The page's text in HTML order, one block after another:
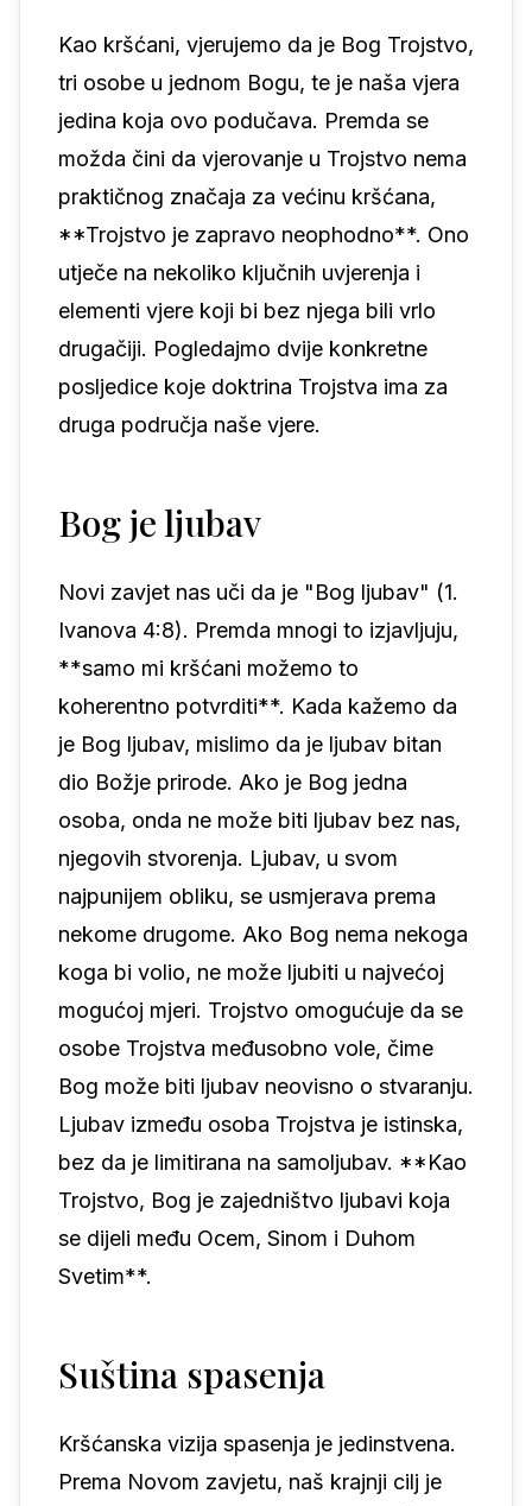
Kao kršćani, vjerujemo da je Bog Trojstvo,
tri osobe u jednom Bogu, te je naša vjera
jedina koja ovo podučava. Premda se
možda čini da vjerovanje u Trojstvo nema
praktičnog značaja za većinu kršćana,
**Trojstvo je zapravo neophodno**. Ono
utječe na nekoliko ključnih uvjerenja i
elementi vjere koji bi bez njega bili vrlo
drugačiji. Pogledajmo dvije konkretne
posljedice koje doktrina Trojstva ima za
druga područja naše vjere.
Bog je ljubav
Novi zavjet nas uči da je "Bog ljubav" (1.
Ivanova 4:8). Premda mnogi to izjavljuju,
**samo mi kršćani možemo to
koherentno potvrditi**. Kada kažemo da
je Bog ljubav, mislimo da je ljubav bitan
dio Božje prirode. Ako je Bog jedna
osoba, onda ne može biti ljubav bez nas,
njegovih stvorenja. Ljubav, u svom
najpunijem obliku, se usmjerava prema
nekome drugome. Ako Bog nema nekoga
koga bi volio, ne može ljubiti u najvećoj
mogućoj mjeri. Trojstvo omogućuje da se
osobe Trojstva međusobno vole, čime
Bog može biti ljubav neovisno o stvaranju.
Ljubav između osoba Trojstva je istinska,
bez da je limitirana na samoljubav. **Kao
Trojstvo, Bog je zajedništvo ljubavi koja
se dijeli među Ocem, Sinom i Duhom
Svetim**.
Suština spasenja
Kršćanska vizija spasenja je jedinstvena.
Prema Novom zavjetu, naš krajnji cilj je